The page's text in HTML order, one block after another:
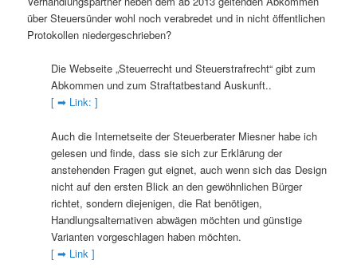
über Steuersünder wohl noch verabredet und in nicht öffentlichen
Protokollen niedergeschrieben?
Die Webseite „Steuerrecht und Steuerstrafrecht“ gibt zum
Abkommen und zum Straftatbestand Auskunft..
[ ➡ Link: ]
Auch die Internetseite der Steuerberater Miesner habe ich
gelesen und finde, dass sie sich zur Erklärung der
anstehenden Fragen gut eignet, auch wenn sich das Design
nicht auf den ersten Blick an den gewöhnlichen Bürger
richtet, sondern diejenigen, die Rat benötigen,
Handlungsalternativen abwägen möchten und günstige
Varianten vorgeschlagen haben möchten.
[ ➡ Link ]